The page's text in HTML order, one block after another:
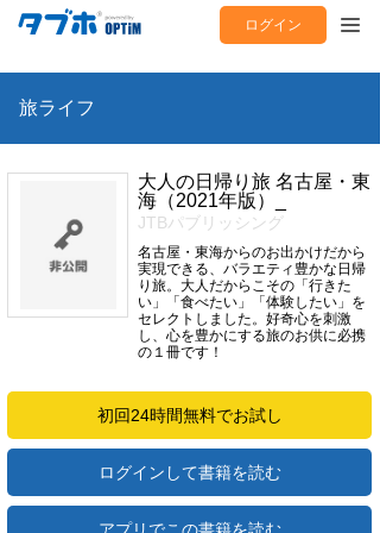
ログイン
旅ライフ
大人の日帰り旅 名古屋・東
海（2021年版）_
JTBパブリッシング
名古屋・東海からのお出かけだから
実現できる、バラエティ豊かな日帰
り旅。大人だからこその「行きた
い」「食べたい」「体験したい」を
セレクトしました。好奇心を刺激
し、心を豊かにする旅のお供に必携
の１冊です！
初回24時間無料でお試し
ログインして書籍を読む